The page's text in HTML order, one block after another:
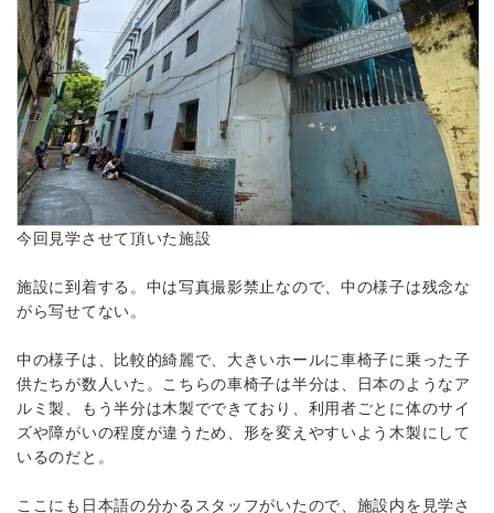
今回見学させて頂いた施設
施設に到着する。中は写真撮影禁止なので、中の様子は残念な
がら写せてない。
中の様子は、比較的綺麗で、大きいホールに車椅子に乗った子
供たちが数人いた。こちらの車椅子は半分は、日本のようなア
ルミ製、もう半分は木製でできており、利用者ごとに体のサイ
ズや障がいの程度が違うため、形を変えやすいよう木製にして
いるのだと。
ここにも日本語の分かるスタッフがいたので、施設内を見学さ